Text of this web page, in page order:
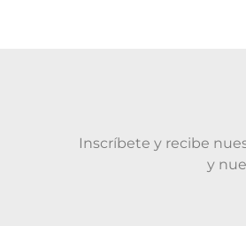
Inscríbete y recibe
y